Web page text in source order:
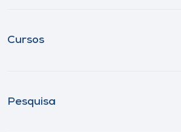
Cursos
Pesquisa